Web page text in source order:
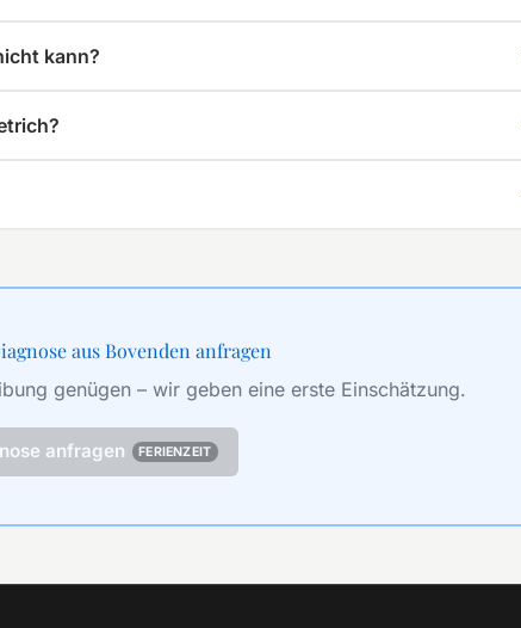
kann?
aus Bovenden anfragen
genügen – wir geben eine erste Einschätzung.
anfragen FERIENZEIT